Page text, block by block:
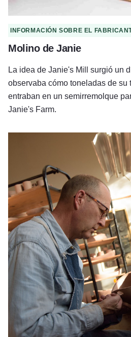
INFORMACIÓN SOBRE EL
Molino de Janie
La idea de Janie's Mill surgió un
observaba cómo toneladas de su
entraban en un semirremolque
Janie's Farm.